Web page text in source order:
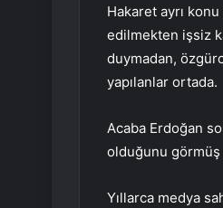
Hakaret ayrı
edilmekten işsiz
duymadan,
yapılanlar ortada.
Acaba Erdoğan
olduğunu
Yıllarca medya